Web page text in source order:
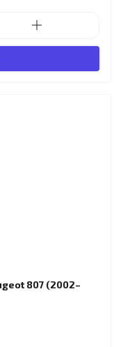
807 (2002–